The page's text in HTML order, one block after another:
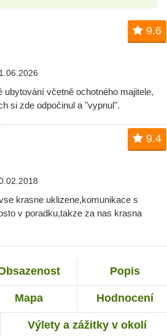
9.6
ubytování včetně ochotného majitele,
si zde odpočinul a "vypnul".
9.4
krasne uklizene,komunikace s
v poradku,takze za nas krasna
Popis
Mapa Hodnocení
Výlety a zážitky v okolí